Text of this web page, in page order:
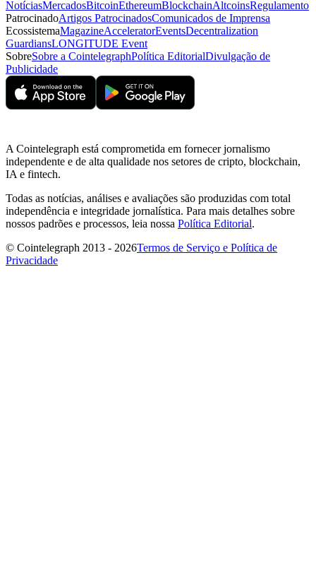
NotíciasMercadosBitcoinEthereumBlockchainAltcoinsRegulamento
PatrocinadoArtigos PatrocinadosComunicados de Imprensa
EcossistemaMagazineAcceleratorEventsDecentralization
GuardiansLONGITUDE Event
SobreSobre a CointelegraphPolítica EditorialDivulgação de
Publicidade
A Cointelegraph está comprometida em fornecer jornalismo
independente e de alta qualidade nos setores de cripto, blockchain,
IA e fintech.
Todas as notícias, análises e avaliações são produzidas com total
independência e integridade jornalística. Para mais detalhes sobre
nossos padrões e processos, leia nossa Política Editorial.
© Cointelegraph 2013 - 2026Termos de Serviço e Política de
Privacidade